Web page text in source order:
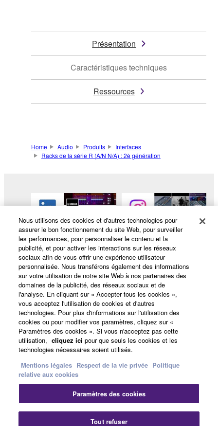
Présentation
Caractéristiques techniques
Ressources
Home Audio Produits
Interfaces
Racks de la série R (A/N N/A) : 2è génération
Produits et solutions
Actualités
A propos de Yamaha
France - French
Nous utilisons des cookies et d'autres technologies pour
assurer le bon fonctionnement du site Web, pour surveiller
les performances, pour personnaliser le contenu et la
publicité, et pour activer les interactions sur les réseaux
sociaux afin de vous offrir une expérience utilisateur
personnalisée. Nous transférons également des informations
sur votre utilisation de notre site Web à nos partenaires des
domaines de la publicité, des réseaux sociaux et de
l'analyse. En cliquant sur « Accepter tous les cookies »,
vous acceptez l'utilisation de cookies et d'autres
technologies. Pour plus d'informations sur l'utilisation des
cookies ou pour modifier vos paramètres, cliquez sur «
Paramètres des cookies ». Si vous n'acceptez pas cette
utilisation, cliquez ici pour que seuls les cookies et les
technologies nécessaires soient utilisés.
Mentions légales Respect de la vie privée Politique
relative aux cookies
Paramètres des cookies
Tout refuser